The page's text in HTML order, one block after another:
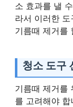
소 효과를 낼
라서 이러한
기름때 제거를
청소 도구
기름때 제거를
를 고려해야